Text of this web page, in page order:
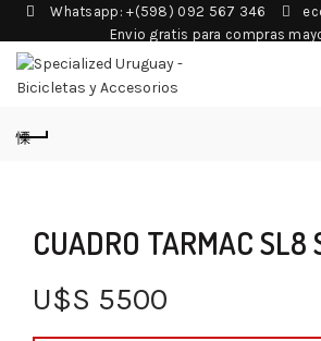
Whatsapp: +(598) 092 567 346
Envio gratis para compras
CUADRO TARMAC SL8
U$S 5500